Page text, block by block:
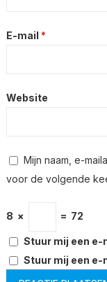
E-mail *
Website
Mijn naam, e-
voor de volgende
8 × = 72
Stuur mij een e-
Stuur mij een e-